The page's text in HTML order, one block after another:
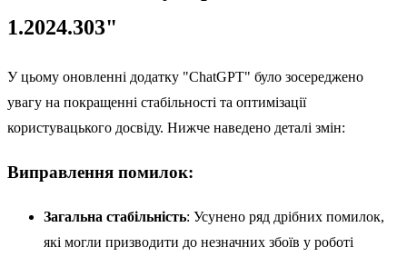
1.2024.303"
У цьому оновленні додатку "ChatGPT" було зосереджено
увагу на покращенні стабільності та оптимізації
користувацького досвіду. Нижче наведено деталі змін:
Виправлення помилок:
Загальна стабільність: Усунено ряд дрібних помилок,
які могли призводити до незначних збоїв у роботі